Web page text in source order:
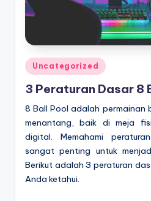
Posted
in
Uncategorized
3 Peraturan Dasar 8
8 Ball Pool adalah permainan
menantang, baik di meja
digital. Memahami
sangat penting untuk
Berikut adalah 3 peraturan
Anda ketahui.